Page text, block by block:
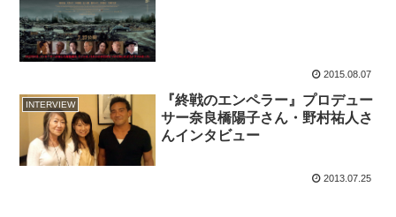
2015.08.07
INTERVIEW
『終戦のエンペラー』プロデュー
サー奈良橋陽子さん・野村祐人さ
んインタビュー
2013.07.25